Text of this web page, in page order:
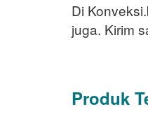
Di
juga. Kirim
Produk